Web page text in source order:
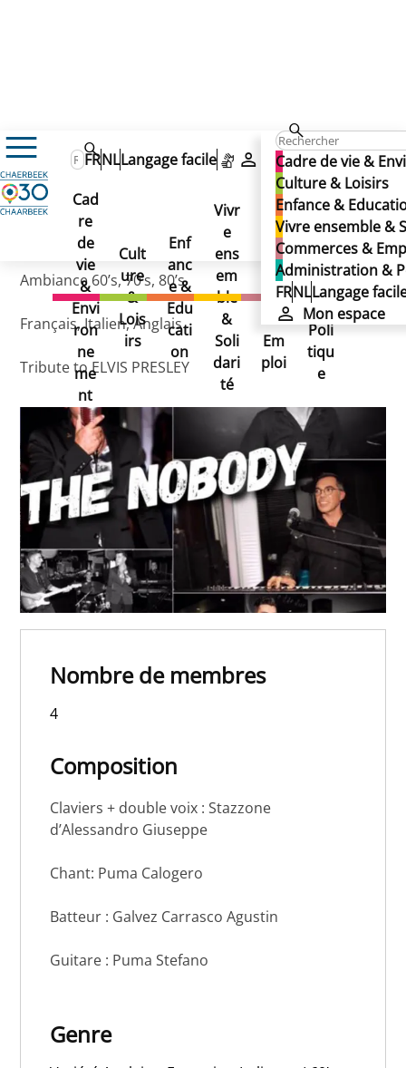
Cadre de vie &
Culture & Loisirs
Enfance &
Vivre ensemble &
Commerces &
Administration &
FRNLLangage
Mon espace
FRNLLangage facile
Mon espace
Cad
re
de
vie
&
Envi
ron
ne
me
nt
Cult
ure
&
Lois
irs
Enf
anc
e &
Edu
cati
on
Vivr
e
ens
em
ble
&
Soli
dari
té
Co
mm
erc
es
&
Em
ploi
Ad
min
istr
atio
n &
Poli
tiqu
e
THE NOBODY
THE NOBODY
THE NOBODY
Publié le 02/12/2024
Ambiance 60’s, 70’s, 80’s
Français, Italien, Anglais
Tribute to ELVIS PRESLEY
Nombre de membres
4
Composition
Claviers + double voix : Stazzone
d’Alessandro Giuseppe
Chant: Puma Calogero
Batteur : Galvez Carrasco Agustin
Guitare : Puma Stefano
Genre